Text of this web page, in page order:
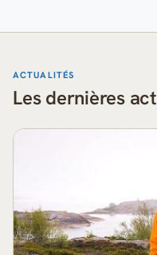
ACTUALITÉS
Les dernières